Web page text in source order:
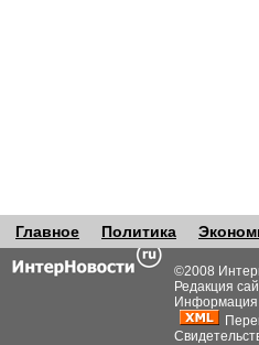
Главное Политика
©2008
Редакция
Информация